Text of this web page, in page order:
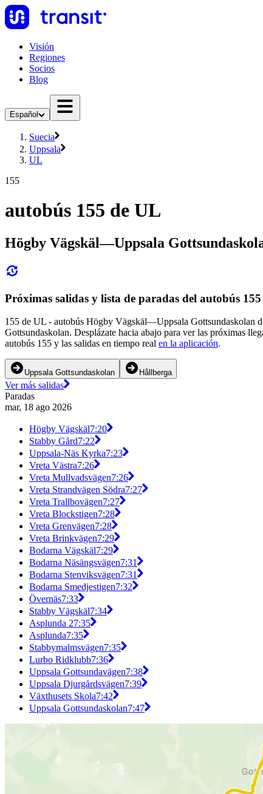
Visión
Regiones
Socios
Blog
Español
Suecia
Uppsala
UL
155
autobús 155 de UL
Högby Vägskäl—Uppsala
Próximas salidas y lista de paradas del autobús
155 de UL - autobús Högby Vägskäl—Uppsala Gottsundaskolan
Gottsundaskolan. Desplázate hacia abajo para ver las próximas
autobús 155 y las salidas en tiempo real en la aplicación.
Uppsala Gottsundaskolan Hållberga
Ver más salidas
Paradas
mar, 18 ago 2026
Högby Vägskäl7:20
Stabby Gård7:22
Uppsala-Näs Kyrka7:23
Vreta Västra7:26
Vreta Mullvadsvägen7:26
Vreta Strandvägen Södra7:27
Vreta Trallbovägen7:27
Vreta Blockstigen7:28
Vreta Grenvägen7:28
Vreta Brinkvägen7:29
Bodarna Vägskäl7:29
Bodarna Näsängsvägen7:31
Bodarna Stenviksvägen7:31
Bodarna Smedjestigen7:32
Övernäs7:33
Stabby Vägskäl7:34
Asplunda 27:35
Asplunda7:35
Stabbymalmsvägen7:35
Lurbo Ridklubb7:36
Uppsala Gottsundavägen7:38
Uppsala Djurgårdsvägen7:39
Växthusets Skola7:42
Uppsala Gottsundaskolan7:47